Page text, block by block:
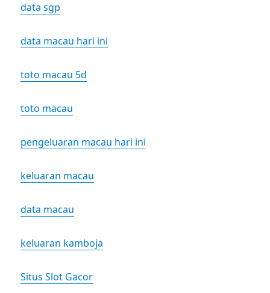
data sgp
data macau hari ini
toto macau 5d
toto macau
pengeluaran macau hari ini
keluaran macau
data macau
keluaran kamboja
Situs Slot Gacor